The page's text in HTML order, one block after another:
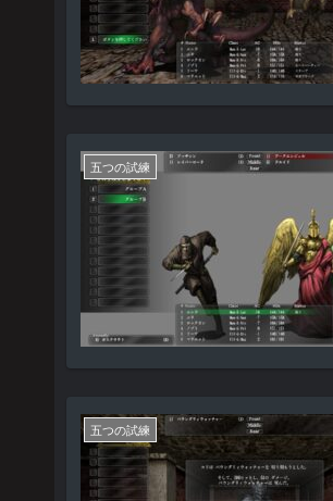
五つの試練
五つの試練